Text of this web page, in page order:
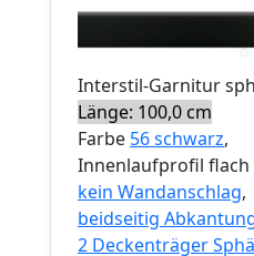
Interstil-Garnitur
Länge: 100,0 cm
Farbe 56 schwarz,
Innenlaufprofil flach
kein Wandanschlag,
beidseitig
2 Deckenträger